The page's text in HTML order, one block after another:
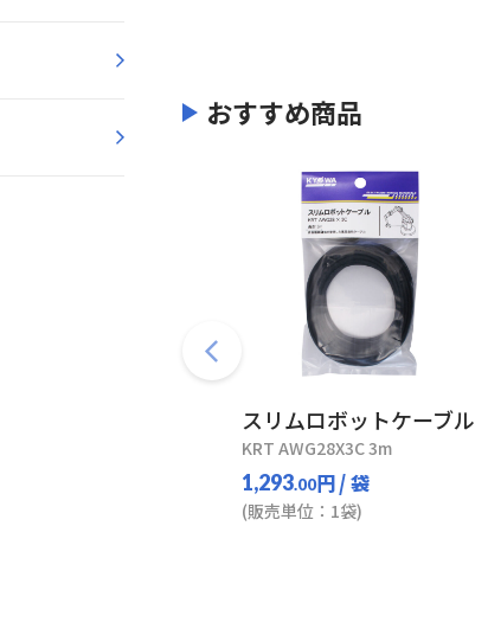
おすすめ商品
スリムロボットケーブル
KRT AWG28X3C 3m
1,293.00円/ 袋
(販売単位：1袋)